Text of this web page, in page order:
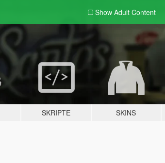
Show Adult Content
SKRIPTE SKINS